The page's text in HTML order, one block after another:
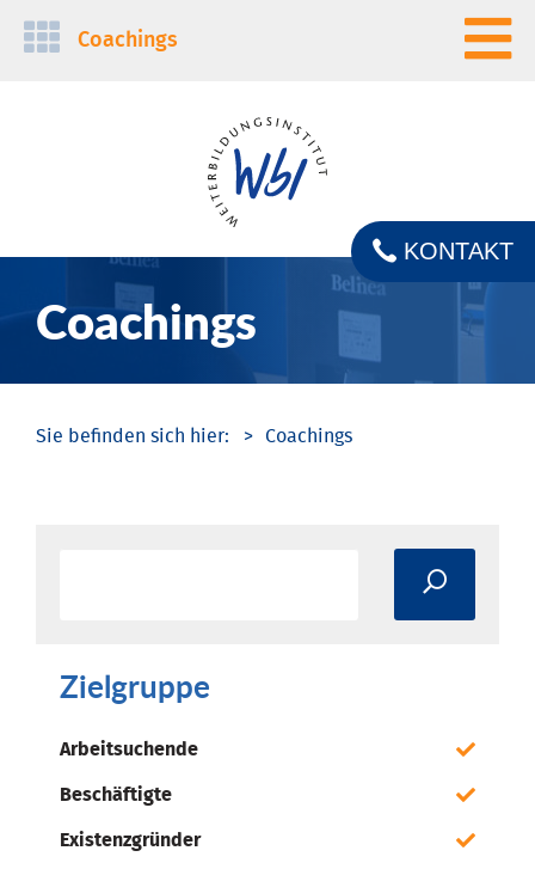
Navigation
Coachings
Coachings
KONTAKT
Coachings
Zielgruppe
Arbeitsuchende
Beschäftigte
Existenzgründer